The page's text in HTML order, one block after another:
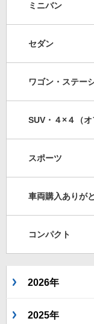
ミニバン
セダン
ワゴン・ステー
SUV・４×４（オ
スポーツ
車両購入ありが
コンパクト
2026年
2025年